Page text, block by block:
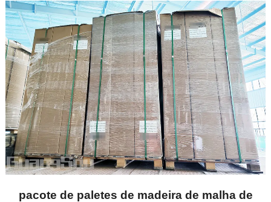
pacote de paletes de madeira de malha de